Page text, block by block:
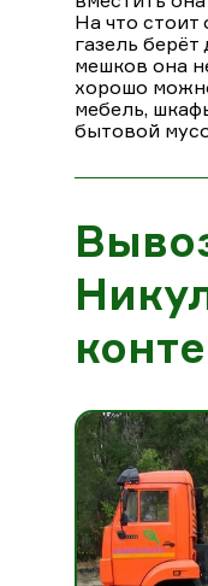
На что стоит
газель
мешков она
хорошо
мебель,
бытовой